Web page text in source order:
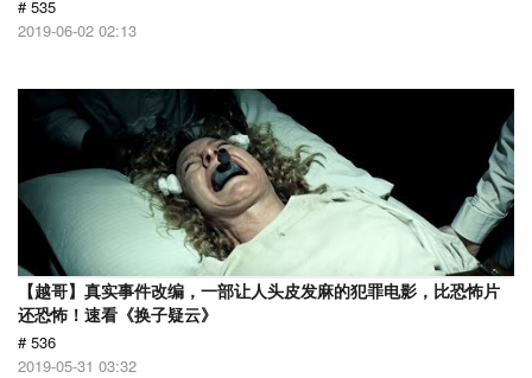
# 535
2019-06-02 02:13
【越哥】真实事件改编，一部让人头皮发麻的犯罪电影，比恐怖片
还恐怖！速看《换子疑云》
# 536
2019-05-31 03:32